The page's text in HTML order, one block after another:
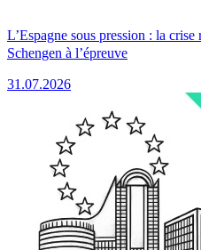
L’Espagne sous pression : la
Schengen à l’épreuve
31.07.2026